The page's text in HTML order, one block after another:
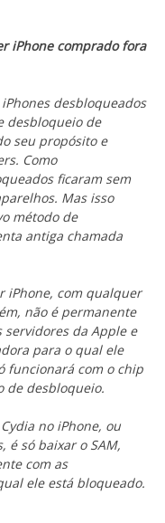
iPhone comprado fora
desbloqueados
desbloqueio de
seu propósito e
Como
ficaram sem
Mas isso
método de
antiga chamada
iPhone, com qualquer
não é permanente
servidores da Apple e
para o qual ele
funcionará com o chip
de desbloqueio.
no iPhone, ou
é só baixar o SAM,
com as
ele está bloqueado.